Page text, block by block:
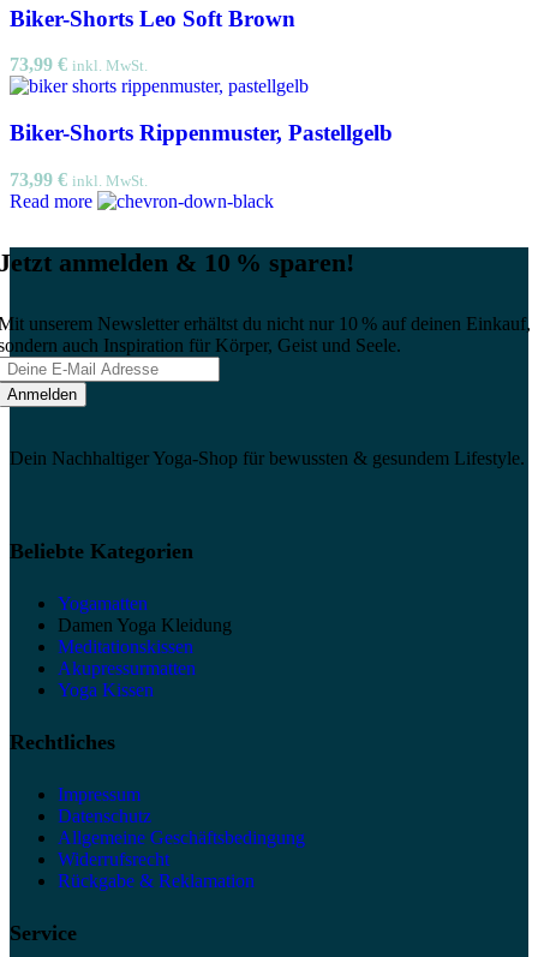
Biker-Shorts Leo Soft Brown
73,99 € inkl. MwSt.
Biker-Shorts Rippenmuster, Pastellgelb
73,99 € inkl. MwSt.
Read more
anmelden & 10 % sparen!
unserem Newsletter erhältst du nicht nur 10 % auf deinen Einkauf,
auch Inspiration für Körper, Geist und Seele.
Dein Nachhaltiger Yoga-Shop für bewussten & gesundem Lifestyle.
Beliebte Kategorien
Yogamatten
Damen Yoga Kleidung
Meditationskissen
Akupressurmatten
Yoga Kissen
Rechtliches
Impressum
Datenschutz
Allgemeine Geschäftsbedingung
Widerrufsrecht
Rückgabe & Reklamation
Service